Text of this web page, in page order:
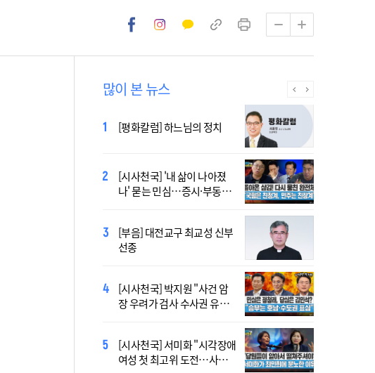
많이 본 뉴스
[평화칼럼] 하느님의 정치
[시사천국] '내 삶이 나아졌
나' 묻는 민심…증시·부동산
[부음] 대전교구 최교성 신부
선종
[시사천국] 박지원 "사건 암
장 우려가 검사 수사권 유지
[시사천국] 서미화 "시각장애
여성 첫 최고위 도전…사회
[시사천국] 홍춘욱 "단일종목 레버리지 ETF는
없애는 게 맞다"
염의 진실…올해가 가장 시
원한 여름?
오늘 공개…한국인 곡 선정
제가 공개…희망의 선율 울
린다
발언 파장…"사석에서도 안
될 말"